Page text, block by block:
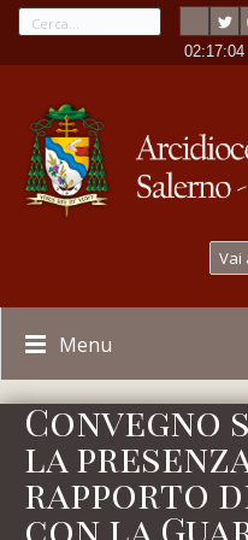
-02:17:04
Menu
Convegno
la
rapporto
con la